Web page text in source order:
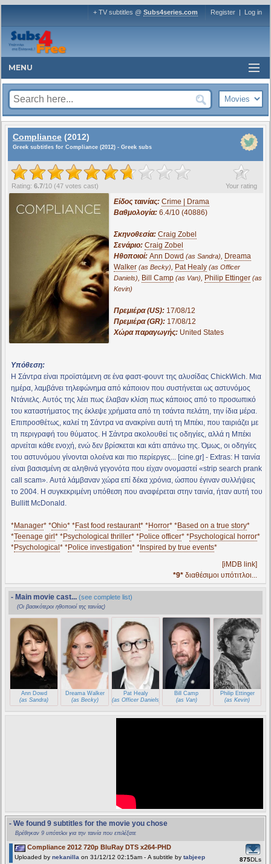
+ TV subtitles @ Subs4series.com Register | Log in
MENU
Compliance (2012)
Greek subtitles for Compliance (2012) - Greek subs
?
Your rating
Rating: 6.7/10 (47 votes cast)
Είδος ταινίας: Crime | Drama
Βαθμολογία: 6.4/10 (40886)
Σκηνοθεσία: Craig Zobel
Σενάριο: Craig Zobel
Ηθοποιοί: Ann Dowd (as Sandra), Dreama
Walker (as Becky), Pat Healy (as Officer
Daniels), Bill Camp (as Van), Philip Ettinger (as
Kevin)
Πρεμιέρα (US): 17/08/12
Πρεμιέρα (GR): 17/08/12
Χώρα παραγωγής: United States
Υπόθεση:
Η Σάντρα είναι προϊστάμενη σε ένα φαστ-φουντ της αλυσίδας ChickWich. Μια
ημέρα, λαμβάνει τηλεφώνημα από κάποιον που συστήνεται ως αστυνόμος
Ντάνιελς. Αυτός της λέει πως έλαβαν κλίση πως κάποιος από το προσωπικό
του καταστήματος της έκλεψε χρήματα από τη τσάντα πελάτη, την ίδια μέρα.
Επιπροσθέτως, καλεί τη Σάντρα να ανακρίνει αυτή τη Μπέκι, που ταιριάζει με
τη περιγραφή του θύματος. Η Σάντρα ακολουθεί τις οδηγίες, αλλά η Μπέκι
αρνείται κάθε ενοχή, ενώ δεν βρίσκεται και κάτι απάνω της. Όμως, οι οδηγίες
του αστυνόμου γίνονται ολοένα και πιο περίεργες... [cine.gr] - Extras: Η ταινία
είναι βασισμένη σε αληθινά γεγονότα που είχαν ονομαστεί «strip search prank
call scam». Αυτά λάμβαναν χώρα επί δέκα χρόνια, ώσπου έγιναν συλλήψεις
το 2004. Η συγκεκριμένη υπόθεση που αναφέρεται στην ταινία, ήταν αυτή του
Bullitt McDonald.
*Manager* *Ohio* *Fast food restaurant* *Horror* *Based on a true story*
*Teenage girl * *Psychological thriller* *Police officer* *Psychological horror*
*Psychological * *Police investigation* * Inspired by true events*
[iMDB link]
*9* διαθέσιμοι υπότιτλοι...
- Main movie cast... (see complete list)
(Οι βασικότεροι ηθοποιοί της ταινίας)
Ann Dowd
(as Sandra)
Dreama Walker
(as Becky)
Pat Healy
(as Officer Daniels)
Bill Camp
(as Van)
Philip Ettinger
(as Kevin)
- We found 9 subtitles for the movie you chose
Βρέθηκαν 9 υπότιτλοι για την ταινία που επιλέξατε
Compliance 2012 720p BluRay DTS x264-PHD
Uploaded by nekanilla on 31/12/12 02:15am - A subtitle by tabjeep 875DLs